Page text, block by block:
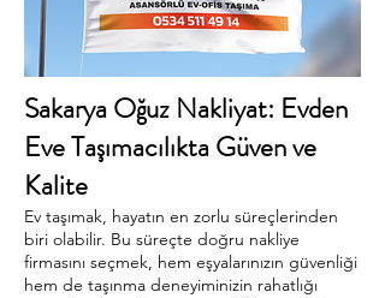
Sakarya Oğuz Nakliyat: Evden
Eve Taşımacılıkta Güven ve
Kalite
Ev taşımak, hayatın en zorlu süreçlerinden
biri olabilir. Bu süreçte doğru nakliye
firmasını seçmek, hem eşyalarınızın güvenliği
hem de taşınma deneyiminizin rahatlığı